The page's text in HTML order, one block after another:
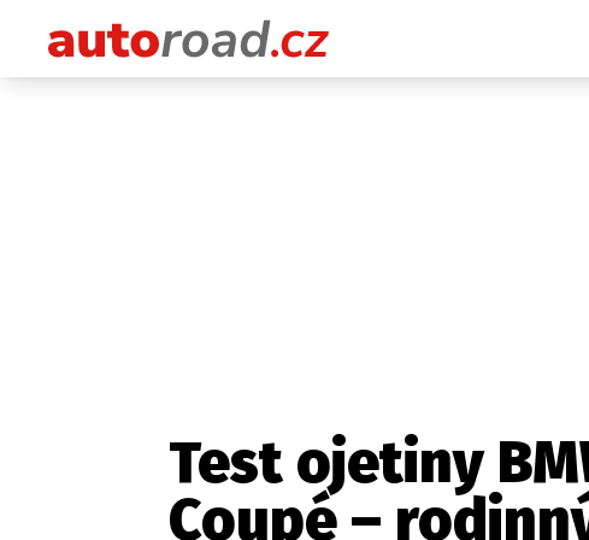
Test ojetiny
Coupé –